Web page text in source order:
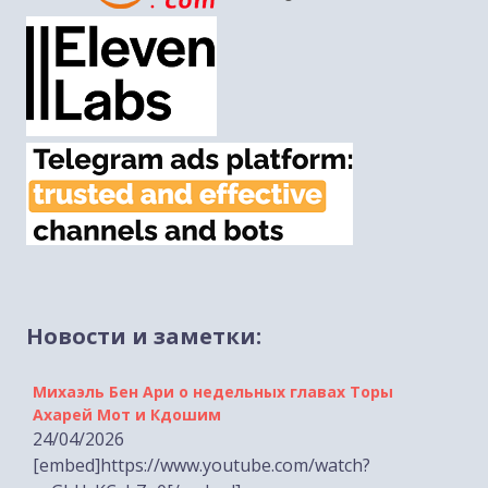
Новости и заметки:
Михаэль Бен Ари о недельных главах Торы
24/04/2026
[embed]https://www.youtube.com/watch?
v=GhU_KCzbZq0[/embed]...
Лимор Сон Хар-Мелех о принятом по её